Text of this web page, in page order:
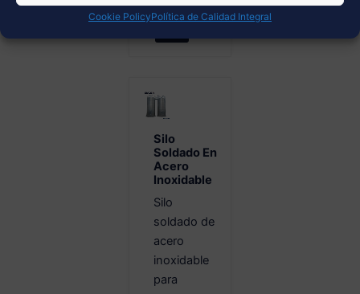
Cookie PolicyPolítica de Calidad Integral
Silo
Soldado En
Acero
Inoxidable
Silo
soldado de
acero
inoxidable
para